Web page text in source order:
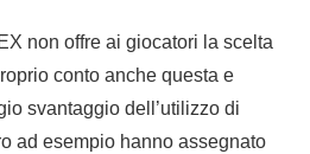
non offre ai giocatori la scelta
conto anche questa e
svantaggio dell’utilizzo di
ad esempio hanno assegnato